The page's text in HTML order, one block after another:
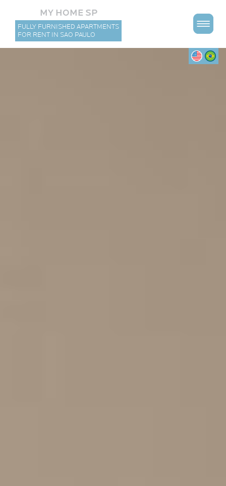
MY HOME SP
FULLY FURNISHED APARTMENTS
FOR RENT IN SAO PAULO